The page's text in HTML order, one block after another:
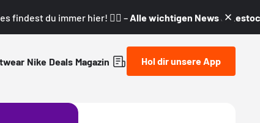
findest du immer hier! 👇🏼 – Alle wichtigen News &
Nike Deals Magazin Hol dir unsere App